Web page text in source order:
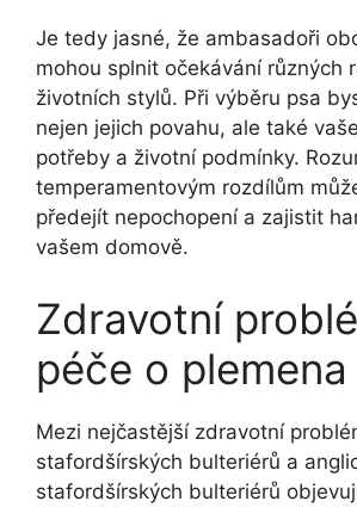
Je tedy jasné, že ambasadoři
mohou splnit očekávání různých
životních stylů. Při výběru psa
nejen jejich povahu, ale také
potřeby a životní podmínky.
temperamentovým rozdílům
předejít nepochopení a zajistit
vašem domově.
Zdravotní
péče o plemena
Mezi nejčastější zdravotní
stafordšírských bulteriérů a
stafordšírských bulteriérů